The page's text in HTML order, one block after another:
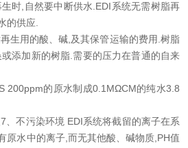
,自然要中断供水.EDI系统无需树脂再
的供应.
用的酸、碱,及其保管运输的费用.树脂
添加新的树脂.需要的压力在普通的自来
的原水制成0.1MΩCM的纯水3.8
不污染环境 EDI系统将截留的离子在系
原水中的离子,而无其他酸、碱物质,PH值